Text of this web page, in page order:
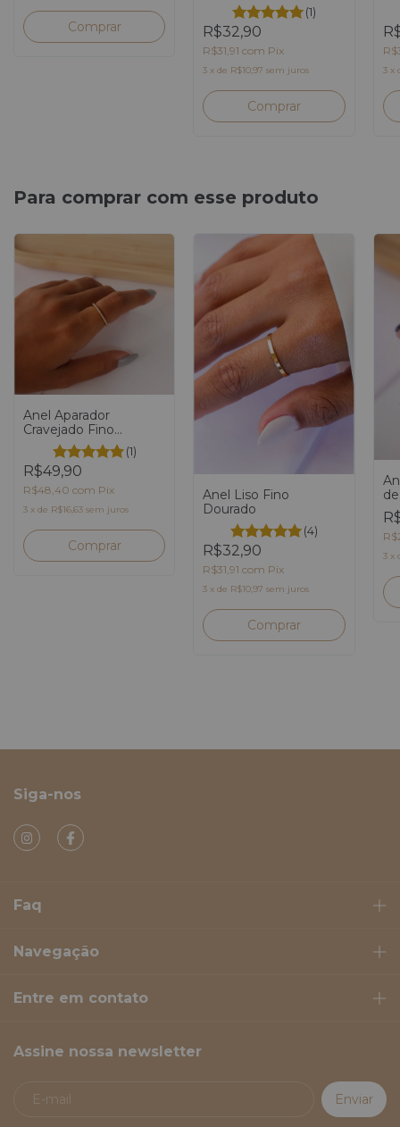
Comprar
(1)
R$32,90
R$31,91com Pix
3 xde R$10,97 sem juros
Comprar
3 x
Para comprar com esse produto
Anel Aparador
Cravejado Fino
Dourado
(1)
R$49,90
R$48,40 com Pix
3 x de R$16,63 sem juros
Comprar
Anel Liso Fino
Dourado
(4)
R$32,90
R$31,91com Pix
3 xde R$10,97 sem juros
Comprar
3 x
Siga-nos
Faq
Navegação
Entre em contato
Assine nossa newsletter